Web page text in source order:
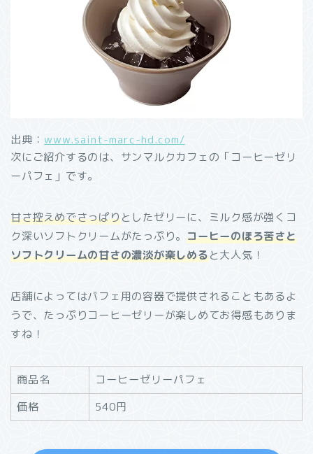
出典： www.saint-marc-hd.com/
次にご紹介するのは、サンマルクカフェの「コーヒーゼリ
ーパフェ」です。
甘さ控えめでさっぱりとしたゼリーに、ミルク感が強くコ
ク深いソフトクリームがたっぷり。コーヒーのほろ苦さと
ソフトクリームの甘さの濃淡が楽しめると大人気！
店舗によってはパフェ用の容器で提供されることもあるよ
うで、たっぷりコーヒーゼリーが楽しめてお得感もありま
すね！
商品名
コーヒーゼリーパフェ
価格
540円